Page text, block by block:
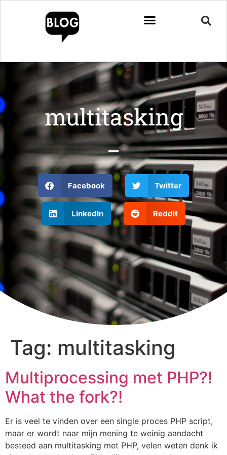
multitasking
Facebook Twitter
LinkedIn Reddit
Tag: multitasking
Multiprocessing met PHP?!
What the fork?!
Er is veel te vinden over een single proces PHP script,
maar er wordt naar mijn mening te weinig aandacht
besteed aan multitasking met PHP, velen weten denk ik